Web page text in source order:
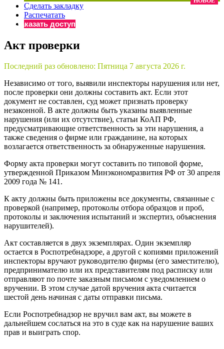
Бератор
«Практическая энциклопедия бухгалтера»
«Нормативные акты для бухгалтера»
«Практическая бухгалтерия»
Просто заполните форму, и мы вышлем вам на почту
Сделать закладку
Распечатать
Заказать доступ
Акт проверки
Последний раз обновлено: Пятница 7 августа 2026 г.
Независимо от того, выявили инспекторы нарушения или нет,
после проверки они должны составить акт. Если этот
документ не составлен, суд может признать проверку
незаконной. В акте должны быть указаны выявленные
нарушения (или их отсутствие), статьи КоАП РФ,
предусматривающие ответственность за эти нарушения, а
также сведения о фирме или гражданине, на которых
возлагается ответственность за обнаруженные нарушения.
Форму акта проверки могут составить по типовой форме,
утвержденной Приказом Минэкономразвития РФ от 30 апреля
2009 года № 141.
К акту должны быть приложены все документы, связанные с
проверкой (например, протоколы отбора образцов и проб,
протоколы и заключения испытаний и экспертиз, объяснения
нарушителей).
Акт составляется в двух экземплярах. Один экземпляр
остается в Роспотребнадзоре, а другой с копиями приложений
инспекторы вручают руководителю фирмы (его заместителю),
предпринимателю или их представителям под расписку или
отправляют по почте заказным письмом с уведомлением о
вручении. В этом случае датой вручения акта считается
шестой день начиная с даты отправки письма.
Если Роспотребнадзор не вручил вам акт, вы можете в
дальнейшем сослаться на это в суде как на нарушение ваших
прав и выиграть спор.